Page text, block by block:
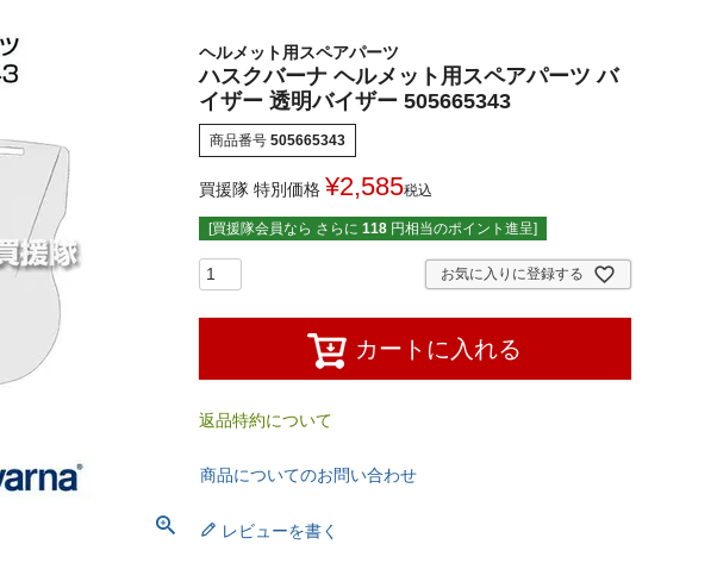
ヘルメット用スペアパーツ
ハスクバーナ ヘルメット用スペアパーツ バ
イザー 透明バイザー 505665343
商品番号 505665343
買援隊 特別価格 ¥2,585税込
[買援隊会員なら さらに 118 円相当のポイント進呈]
お気に入りに登録する
カートに入れる
返品特約について
商品についてのお問い合わせ
レビューを書く